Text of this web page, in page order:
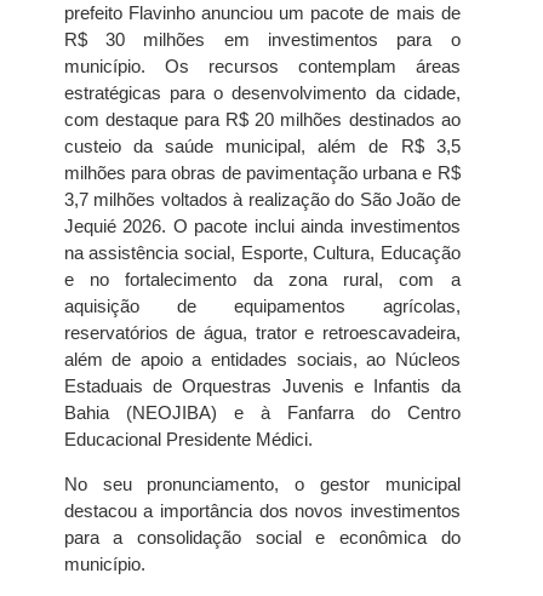
prefeito Flavinho anunciou um pacote de mais de
R$ 30 milhões em investimentos para o
município. Os recursos contemplam áreas
estratégicas para o desenvolvimento da cidade,
com destaque para R$ 20 milhões destinados ao
custeio da saúde municipal, além de R$ 3,5
milhões para obras de pavimentação urbana e R$
3,7 milhões voltados à realização do São João de
Jequié 2026. O pacote inclui ainda investimentos
na assistência social, Esporte, Cultura, Educação
e no fortalecimento da zona rural, com a
aquisição de equipamentos agrícolas,
reservatórios de água, trator e retroescavadeira,
além de apoio a entidades sociais, ao Núcleos
Estaduais de Orquestras Juvenis e Infantis da
Bahia (NEOJIBA) e à Fanfarra do Centro
Educacional Presidente Médici.
No seu pronunciamento, o gestor municipal
destacou a importância dos novos investimentos
para a consolidação social e econômica do
município.